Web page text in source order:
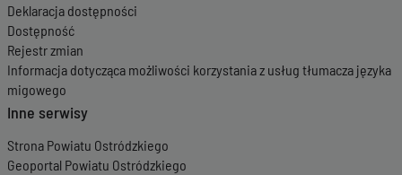
Deklaracja dostępności
Dostępność
Rejestr zmian
Informacja dotycząca możliwości korzystania z usług tłumacza języka
migowego
Inne serwisy
Strona Powiatu Ostródzkiego
Geoportal Powiatu Ostródzkiego